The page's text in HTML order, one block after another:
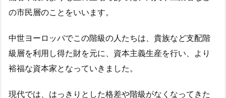
の市民層のことをいいます。
中世ヨーロッパでこの階級の人たちは、貴族など支配階
級層を利用し得た財を元に、資本主義生産を行い、より
裕福な資本家となっていきました。
現代では、はっきりとした格差や階級がなくなってきた